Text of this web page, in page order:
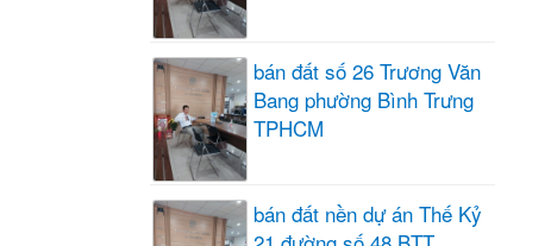
bán đất số 26 Trương Văn
Bang phường Bình Trưng
TPHCM
bán đất nền dự án Thế Kỷ